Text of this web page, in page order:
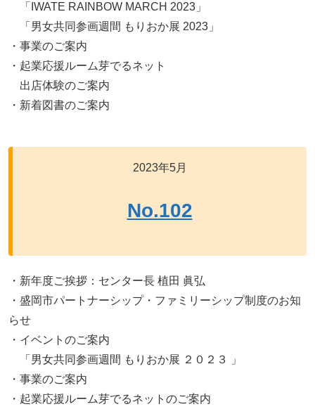
「IWATE RAINBOW MARCH 2023」
「男女共同参画週間 もりおか展 2023」
・事業のご案内
・起業応援ルーム芽でるネット
出店体験のご案内
・新着図書のご案内
2023年5月
No.102
・新年度ご挨拶：センター長 植田 眞弘
・盛岡市パートナーシップ・ファミリーシップ制度のお知
らせ
・イベントのご案内
「男女共同参画週間 もりおか展 ２０２３ 」
・事業のご案内
・起業応援ルーム芽でるネットのご案内